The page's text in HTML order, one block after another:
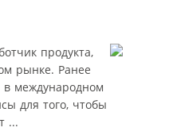
продукта,
рынке. Ранее
в международном
для того, чтобы
...